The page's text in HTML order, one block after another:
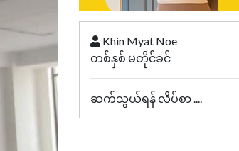
Khin Myat Noe
တစ်နှစ် မတိုင်ခင်
ဆက်သွယ်ရန် လိပ်စာ ....